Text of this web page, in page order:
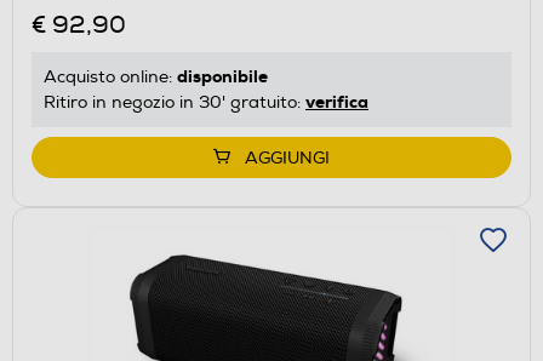
€ 92,90
Acquisto online: disponibile
Ritiro in negozio in 30' gratuito: verifica
AGGIUNGI